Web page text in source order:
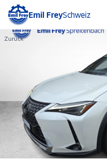
Emil FreySchweiz
Zurück